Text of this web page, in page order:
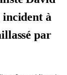
incident à
par